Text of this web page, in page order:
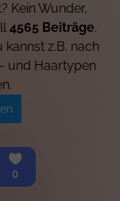
Kein Wunder,
4565 Beiträge.
z.B. nach
und Haartypen